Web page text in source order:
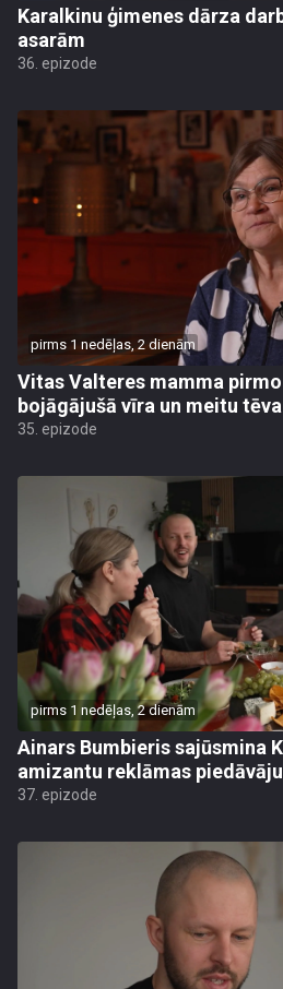
Karalkinu ģimenes dārza
asarām
36. epizode
pirms 1 nedēļas, 2 dienām
Vitas Valteres mamma
bojāgājušā vīra un meitu
35. epizode
pirms 1 nedēļas, 2 dienām
Ainars Bumbieris sajūsmina
amizantu reklāmas
37. epizode